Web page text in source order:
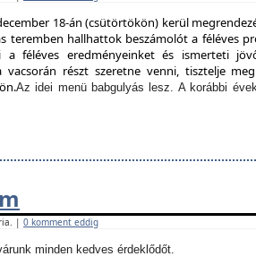
18-án (csütörtökön) kerül
teremben hallhattok beszámolót a féléves
a féléves eredményeinket és ismerteti
részt szeretne venni, tisztelje
Az idei menü babgulyás lesz.A korábbi
| 0 komment eddig
minden kedves érdeklődőt.